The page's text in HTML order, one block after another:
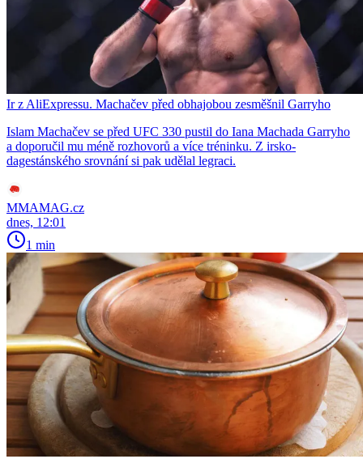
Ir z AliExpressu. Machačev před obhajobou zesměšnil Garryho
Islam Machačev se před UFC 330 pustil do Iana Machada Garryho
a doporučil mu méně rozhovorů a více tréninku. Z irsko-
dagestánského srovnání si pak udělal legraci.
MMAMAG.cz
dnes, 12:01
1 min